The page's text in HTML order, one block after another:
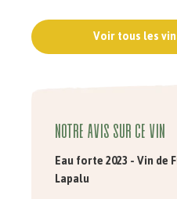
Voir tous les
Notre avis sur ce vin
Eau forte 2023- Vin de
Lapalu